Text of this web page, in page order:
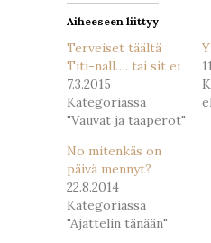
Aiheeseen liittyy
Terveiset täältä
Titi-nall…. tai sit ei
7.3.2015
Kategoriassa
"Vauvat ja taaperot"
No mitenkäs on
päivä mennyt?
22.8.2014
Kategoriassa
"Ajattelin tänään"